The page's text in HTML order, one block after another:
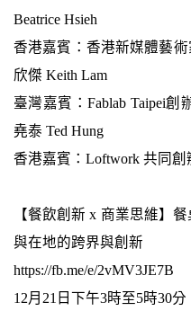
Beatrice Hsieh
香港嘉賓：香港新媒體藝術
欣傑 Keith Lam
臺灣嘉賓：Fablab Taipei創
堯泰 Ted Hung
香港嘉賓：Loftwork 共同創
【餐飲創新 x 商業思維】
與在地的跨界與創新
https://fb.me/e/2vMV3JE7B
12月21日下午3時至5時30分